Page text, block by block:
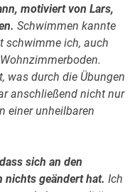
motiviert von Lars,
Schwimmen kannte
schwimme ich, auch
was durch die Übungen
anschließend nicht nur
einer unheilbaren
sich an den
nichts geändert hat. Ich